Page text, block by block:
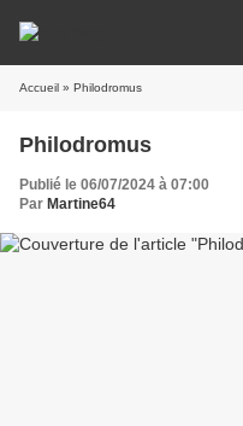
Accueil » Philodromus
Philodromus
Publié le 06/07/2024 à 07:00
Par Martine64